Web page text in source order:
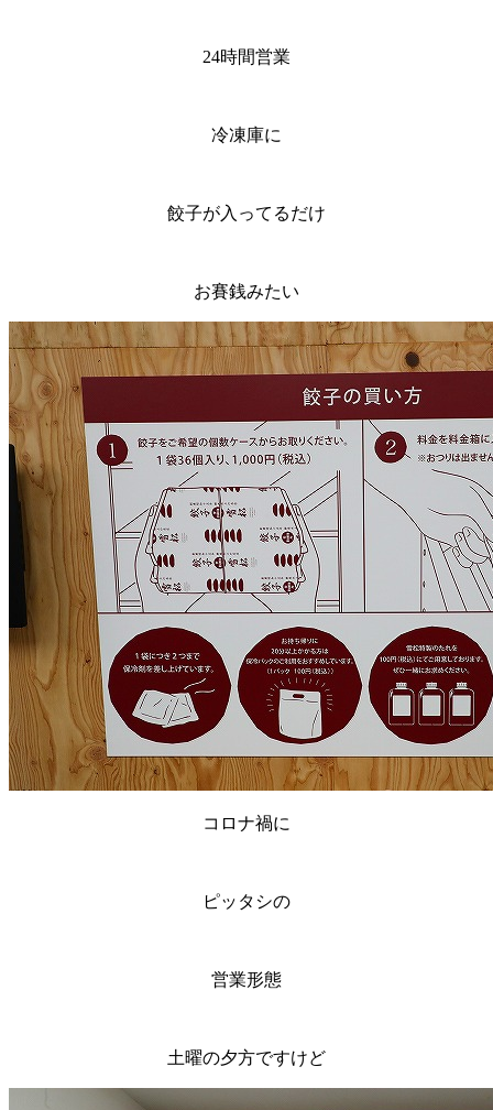
24時間営業
冷凍庫に
餃子が入ってるだけ
お賽銭みたい
コロナ禍に
ピッタシの
営業形態
土曜の夕方ですけど